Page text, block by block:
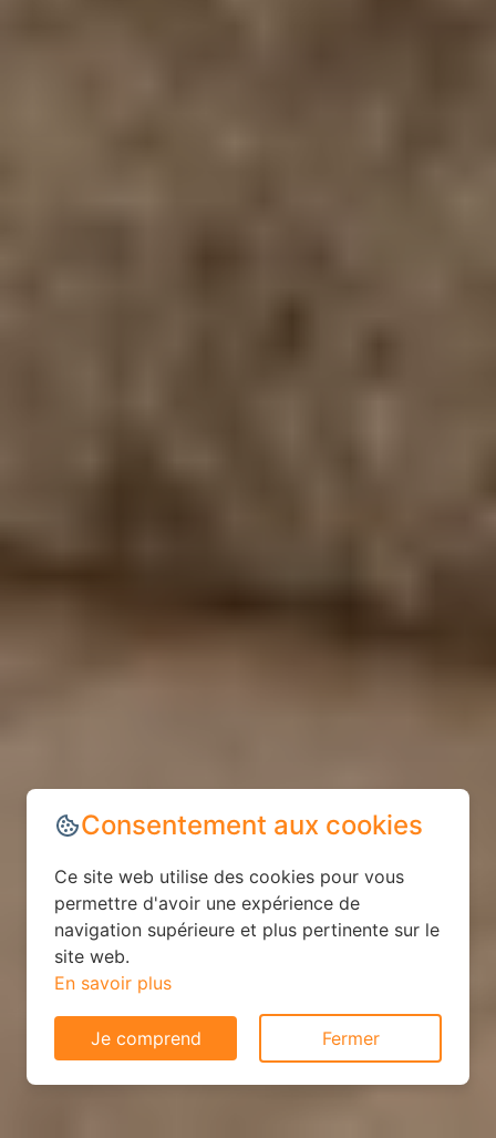
Consentement aux cookies
Ce site web utilise des cookies pour vous
permettre d'avoir une expérience de
navigation supérieure et plus pertinente sur le
site web.
En savoir plus
Je comprend Fermer